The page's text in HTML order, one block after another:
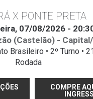
X PONTE PRETA
07/08/2026 -
(Castelão) -
Brasileiro • 2º Turno •
Rodada
COMPRE